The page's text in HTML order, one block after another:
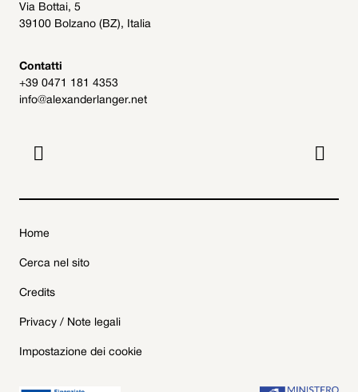
Via Bottai, 5
39100 Bolzano (BZ), Italia
Contatti
+39 0471 181 4353
info@alexanderlanger.net
 
Home
Cerca nel sito
Credits
Privacy / Note legali
Impostazione dei cookie